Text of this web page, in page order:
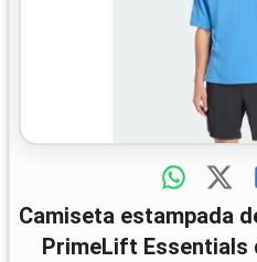
Camiseta estampada de entrenamiento D4T
PrimeLift Essentials